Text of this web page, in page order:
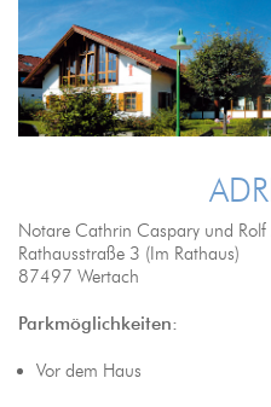
Notare Cathrin Caspary und Rolf
Rathausstraße 3 (Im Rathaus)
87497 Wertach
Parkmöglichkeiten:
Vor dem Haus